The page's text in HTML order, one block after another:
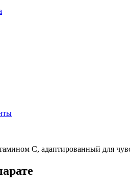
С, адаптированный для